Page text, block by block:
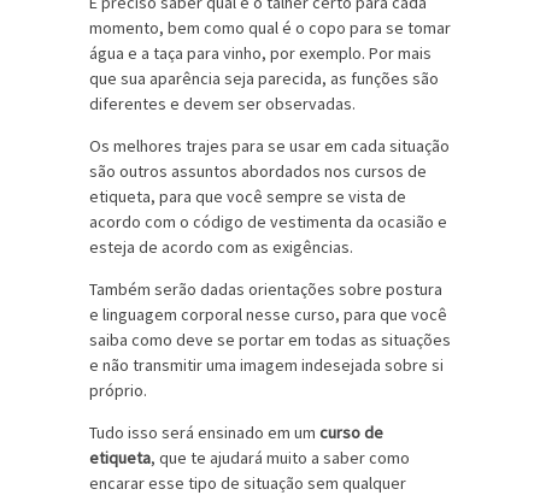
momento, bem como qual é o copo para se tomar
água e a taça para vinho, por exemplo. Por mais
que sua aparência seja parecida, as funções são
diferentes e devem ser observadas.
Os melhores trajes para se usar em cada situação
são outros assuntos abordados nos cursos de
etiqueta, para que você sempre se vista de
acordo com o código de vestimenta da ocasião e
esteja de acordo com as exigências.
Também serão dadas orientações sobre postura
e linguagem corporal nesse curso, para que você
saiba como deve se portar em todas as situações
e não transmitir uma imagem indesejada sobre si
próprio.
Tudo isso será ensinado em um curso de
etiqueta, que te ajudará muito a saber como
encarar esse tipo de situação sem qualquer